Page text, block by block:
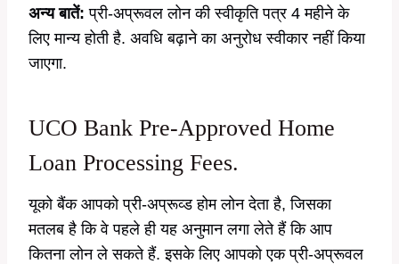
अन्य बातें: प्री-अप्रूवल लोन की स्वीकृति पत्र 4 महीने के
लिए मान्य होती है. अवधि बढ़ाने का अनुरोध स्वीकार नहीं किया
जाएगा.
UCO Bank Pre-Approved Home
Loan Processing Fees.
यूको बैंक आपको प्री-अप्रूव्ड होम लोन देता है, जिसका
मतलब है कि वे पहले ही यह अनुमान लगा लेते हैं कि आप
कितना लोन ले सकते हैं. इसके लिए आपको एक प्री-अप्रूवल